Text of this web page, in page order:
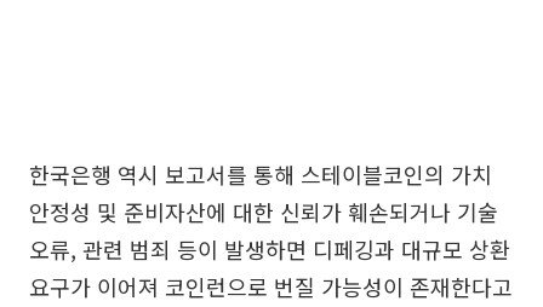
한국은행 역시 보고서를 통해 스테이블코인의 가치
안정성 및 준비자산에 대한 신뢰가 훼손되거나 기술
오류, 관련 범죄 등이 발생하면 디페깅과 대규모 상환
요구가 이어져 코인런으로 번질 가능성이 존재한다고